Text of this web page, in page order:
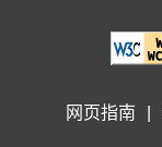
网页指南